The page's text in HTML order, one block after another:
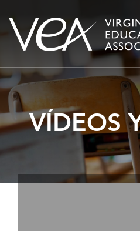
Ir
VÍDEOS